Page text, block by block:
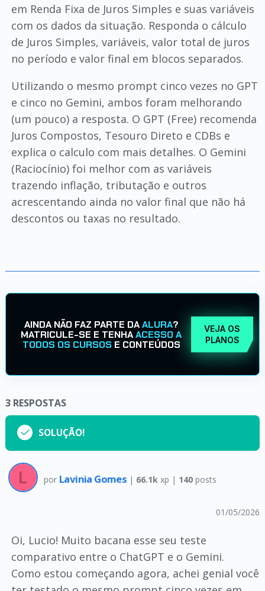
em Renda Fixa de Juros Simples e suas variáveis
com os dados da situação. Responda o cálculo
de Juros Simples, variáveis, valor total de juros
no período e valor final em blocos separados.
Utilizando o mesmo prompt cinco vezes no GPT
e cinco no Gemini, ambos foram melhorando
(um pouco) a resposta. O GPT (Free) recomenda
Juros Compostos, Tesouro Direto e CDBs e
explica o calculo com mais detalhes. O Gemini
(Raciocínio) foi melhor com as variáveis
trazendo inflação, tributação e outros
acrescentando ainda no valor final que não há
descontos ou taxas no resultado.
AINDA NÃO FAZ PARTE DAALURA?
MATRICULE-SE E TENHAACESSO A
TODOS OS CURSOS E CONTEÚDOS
VEJA OS
PLANOS
3 RESPOSTAS
SOLUÇÃO!
por Lavinia Gomes | 66.1k xp | 140posts
01/05/2026
Oi, Lucio! Muito bacana esse seu teste
comparativo entre o ChatGPT e o Gemini.
​Como estou começando agora, achei genial você